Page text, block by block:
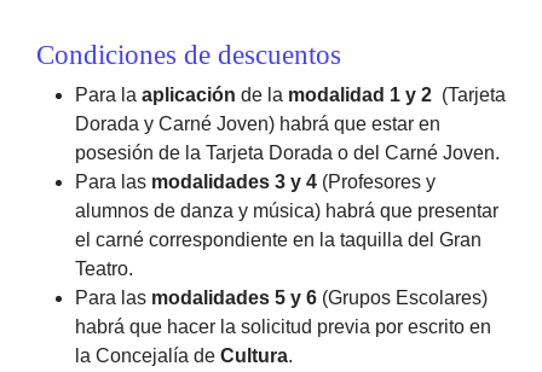
Condiciones de descuentos
Para la aplicación de la modalidad 1 y 2 (Tarjeta
Dorada y Carné Joven) habrá que estar en
posesión de la Tarjeta Dorada o del Carné Joven.
Para las modalidades 3 y 4 (Profesores y
alumnos de danza y música) habrá que presentar
el carné correspondiente en la taquilla del Gran
Teatro.
Para las modalidades 5 y 6 (Grupos Escolares)
habrá que hacer la solicitud previa por escrito en
la Concejalía de Cultura.